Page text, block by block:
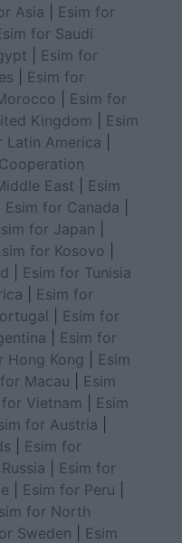
Asia
Esim for
for Saudi
Esim for
Esim for
Esim for
Kingdom
Esim
Latin America
East
Esim
Esim for Canada
for Japan
for Kosovo
Esim for Tunisia
Esim for
Esim for
Esim for
Hong Kong
Esim
Macau
Esim
for Vietnam
Esim
for Austria
Esim for
Esim for
Esim for Peru
for North
Sweden
Esim